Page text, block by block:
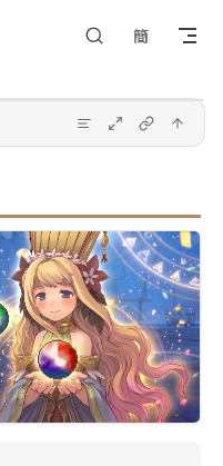
簡